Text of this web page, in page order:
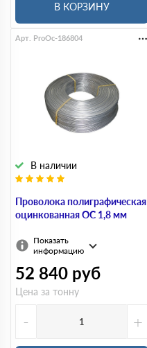
В КОРЗИНУ
Проволока полиграфическая
оцинкованная ОС 1,8 мм
В наличии
Арт. ProOc-186804
Показать
информацию
52 840 руб
Цена за тонну
- +